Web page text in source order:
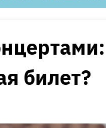
билет?